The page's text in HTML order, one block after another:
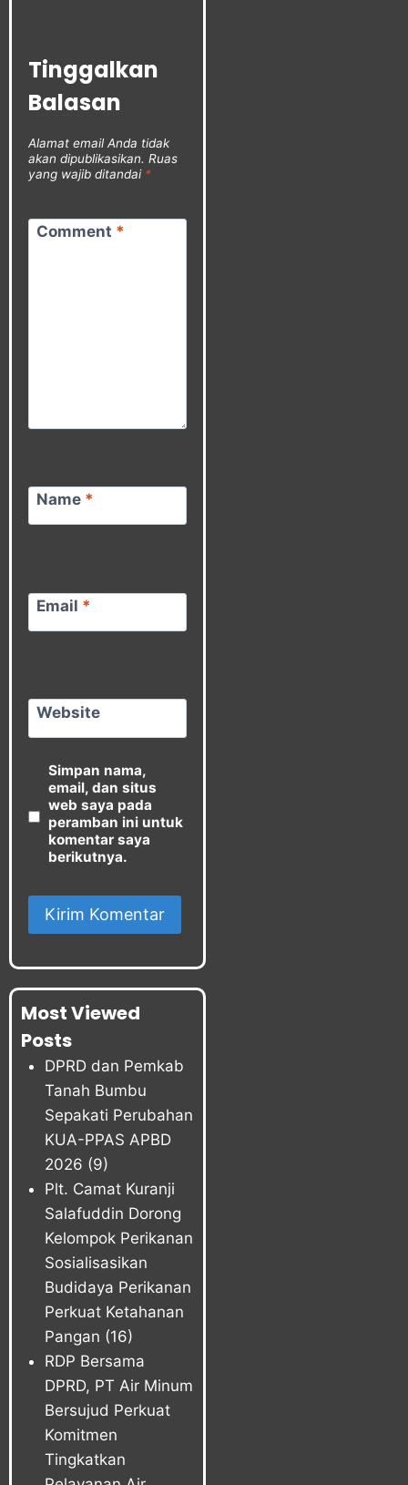
Tinggalkan
Balasan
Alamat email Anda tidak
akan dipublikasikan. Ruas
yang wajib ditandai *
Comment *
Name *
Email *
Website
Simpan nama,
email, dan situs
web saya pada
peramban ini untuk
komentar saya
berikutnya.
Most Viewed
Posts
DPRD dan Pemkab
Tanah Bumbu
Sepakati Perubahan
KUA-PPAS APBD
2026 (9)
Plt. Camat Kuranji
Salafuddin Dorong
Kelompok Perikanan
Sosialisasikan
Budidaya Perikanan
Perkuat Ketahanan
Pangan (16)
RDP Bersama
DPRD, PT Air Minum
Bersujud Perkuat
Komitmen
Tingkatkan